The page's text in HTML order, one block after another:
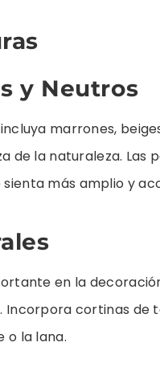
y Neutros
marrones,
de la naturaleza. Las
más amplio y
en la
Incorpora cortinas de
o la lana.